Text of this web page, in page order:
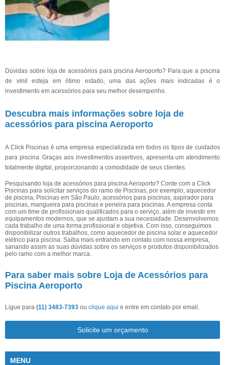
Dúvidas sobre loja de acessórios para piscina Aeroporto? Para que a piscina
de vinil esteja em ótimo estado, uma das ações mais indicadas é o
investimento em acessórios para seu melhor desempenho.
Descubra mais informações sobre loja de
acessórios para piscina Aeroporto
A Click Piscinas é uma empresa especializada em todos os tipos de cuidados
para piscina. Graças aos investimentos assertivos, apresenta um atendimento
totalmente digital, proporcionando a comodidade de seus clientes.
Pesquisando loja de acessórios para piscina Aeroporto? Conte com a Click
Piscinas para solicitar serviços do ramo de Piscinas, por exemplo, aquecedor
de piscina, Piscinas em São Paulo, acessórios para piscinas, aspirador para
piscinas, mangueira para piscinas e peneira para piscinas. A empresa conta
com um time de profissionais qualificados para o serviço, além de investir em
equipamentos modernos, que se ajustam a sua necessidade. Desenvolvemos
cada trabalho de uma forma profissional e objetiva. Com isso, conseguimos
disponibilizar outros trabalhos, como aquecedor de piscina solar e aquecedor
elétrico para piscina. Saiba mais entrando em contato com nossa empresa,
sanando assim as suas dúvidas sobre os serviços e produtos disponibilizados
pelo ramo com a melhor marca.
Para saber mais sobre Loja de Acessórios para
Piscina Aeroporto
Ligue para (11) 3483-7393 ou clique aqui e entre em contato por email.
Solicite um orçamento
MENU